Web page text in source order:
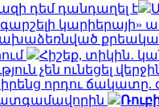
դեմ դանդաղել է
«գարշելի
Հիշեք, տիկին․
չեն ունեցել
իրենց որդու ճակատը.